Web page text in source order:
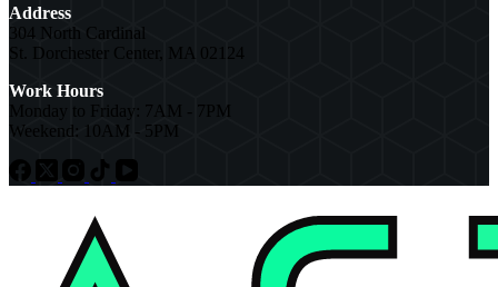
Address
304 North Cardinal
St. Dorchester Center, MA 02124
Work Hours
Monday to Friday: 7AM - 7PM
Weekend: 10AM - 5PM